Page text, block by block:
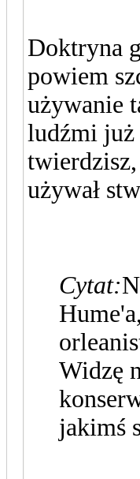
Doktryna
powiem
używanie
ludźmi już
używał
Cytat:
Widzę
jakimś